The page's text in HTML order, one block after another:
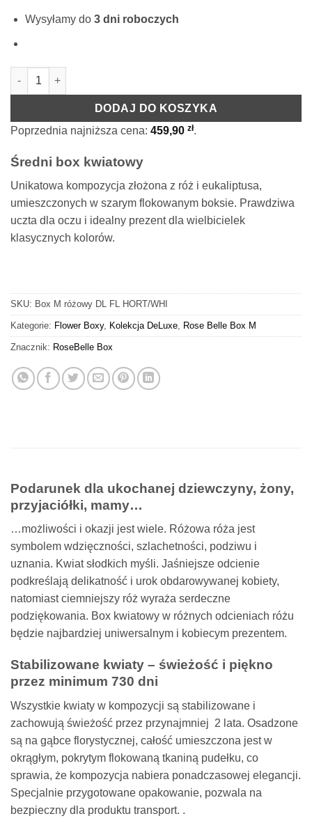
Wysyłamy do 3 dni roboczych
ilość Rose Belle Box M szary DeLuxe czerwony z eukaliptusem
DODAJ DO KOSZYKA
Poprzednia najniższa cena: 459,90 zł.
Średni box kwiatowy
Unikatowa kompozycja złożona z róż i eukaliptusa,
umieszczonych w szarym flokowanym boksie. Prawdziwa
uczta dla oczu i idealny prezent dla wielbicielek
klasycznych kolorów.
SKU: Box M różowy DL FL HORT/WHI
Kategorie: Flower Boxy, Kolekcja DeLuxe Rose Belle Box M
Znacznik: RoseBelle Box
Podarunek dla ukochanej dziewczyny, żony,
przyjaciółki, mamy…
…możliwości i okazji jest wiele. Różowa róża jest
symbolem wdzięczności, szlachetności, podziwu i
uznania. Kwiat słodkich myśli. Jaśniejsze odcienie
podkreślają delikatność i urok obdarowywanej kobiety,
natomiast ciemniejszy róż wyraża serdeczne
podziękowania. Box kwiatowy w różnych odcieniach różu
będzie najbardziej uniwersalnym i kobiecym prezentem.
Stabilizowane kwiaty – świeżość i piękno
przez minimum 730 dni
Wszystkie kwiaty w kompozycji są stabilizowane i
zachowują świeżość przez przynajmniej 2 lata. Osadzone
są na gąbce florystycznej, całość umieszczona jest w
okrągłym, pokrytym flokowaną tkaniną pudełku, co
sprawia, że kompozycja nabiera ponadczasowej elegancji.
Specjalnie przygotowane opakowanie, pozwala na
bezpieczny dla produktu transport. .